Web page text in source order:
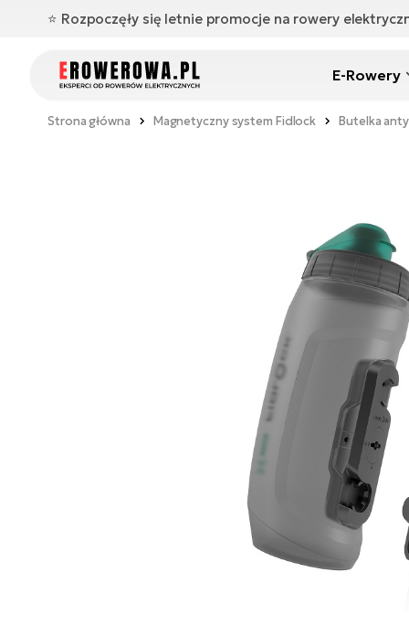
⭐️ Rozpoczęły się letnie promocje na rowery
E-Rowery
Strona główna Magnetyczny system Fidlock Butelka